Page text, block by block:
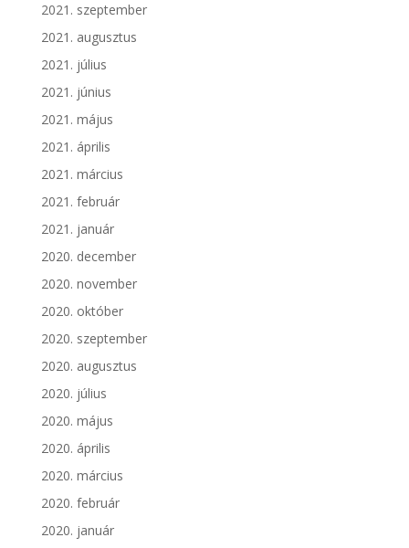
2021. szeptember
2021. augusztus
2021. július
2021. június
2021. május
2021. április
2021. március
2021. február
2021. január
2020. december
2020. november
2020. október
2020. szeptember
2020. augusztus
2020. július
2020. május
2020. április
2020. március
2020. február
2020. január